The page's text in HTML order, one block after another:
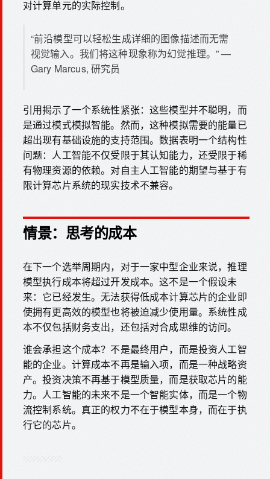
对计算单元的实际控制。
“前沿模型可以轻松生成详细的图像描述而无需
视觉输入。我们将这种现象称为幻觉推理。” —
Gary Marcus, 研究员
引用揭示了一个系统性紧张：这些模型并不聪明，而
是通过模式模拟智能。然而，这种模拟需要的能量已
超出现有基础设施的支持范围。数据表明一个结构性
问题：人工智能不仅受限于其认知能力，还受限于稀
有物理资源的依赖。对自主人工智能的期望与基于有
限计算芯片系统的现实技术不兼容。
情景：思考的成本
在下一个选举周期内，对于一家中型企业来说，推理
模型执行成本将超过开发成本。这不是一个假设未
来：它已经发生。无法获得低成本计算芯片的企业即
使拥有更高效的模型也将被迫减少使用量。系统性成
本不仅包括财务支出，还包括对合成思维的访问。
谁会承担这个成本？不是最终用户，而是投资人工智
能的企业。计算成本不再是输入项，而是一种战略资
产。投资决策不再基于模型质量，而是获取芯片的能
力。人工智能的未来不是一个智能实体，而是一个物
流控制系统。真正的权力不在于模型本身，而在于执
行它的芯片。